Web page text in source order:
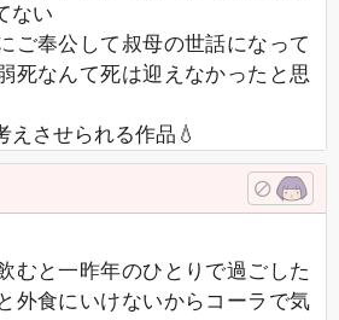
ない
ご奉公して叔母の世話になって
死なんて死は迎えなかったと思
えさせられる作品💧
むと一昨年のひとりで過ごした
外食にいけないからコーラで気